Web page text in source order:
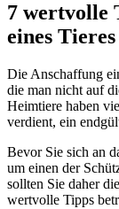
7 wertvolle
eines Tieres
Die Anschaffung
die man nicht auf
Heimtiere haben
verdient, ein
Bevor Sie sich an
um einen der
sollten Sie daher
wertvolle Tipps